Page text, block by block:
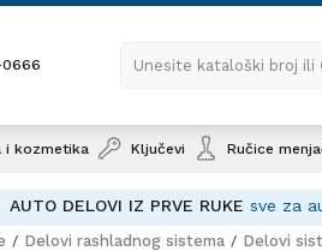
0666 Unesite kataloški broj ili
i kozmetika Ključevi Ručice
AUTO DELOVI IZ PRVE RUKE sve za
Delovi rashladnog sistema Delovi